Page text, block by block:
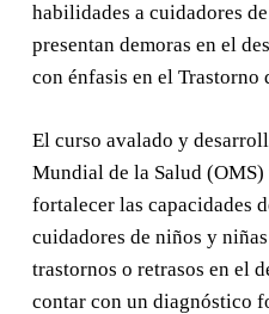
habilidades a cuidadores
presentan demoras en el
con énfasis en el
El curso avalado y
Mundial de la Salud
fortalecer las capacidades
cuidadores de niños y
trastornos o retrasos en el
contar con un diagnóstico